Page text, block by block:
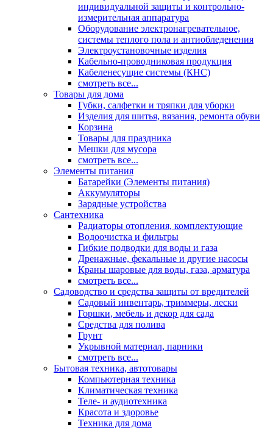
индивидуальной защиты и контрольно-
измерительная аппаратура
Оборудование электронагревательное,
системы теплого пола и антиобледенения
Электроустановочные изделия
Кабельно-проводниковая продукция
Кабеленесущие системы (КНС)
смотреть все...
Товары для дома
Губки, салфетки и тряпки для уборки
Изделия для шитья, вязания, ремонта обуви
Корзина
Товары для праздника
Мешки для мусора
смотреть все...
Элементы питания
Батарейки (Элементы питания)
Аккумуляторы
Зарядные устройства
Сантехника
Радиаторы отопления, комплектующие
Водоочистка и фильтры
Гибкие подводки для воды и газа
Дренажные, фекальные и другие насосы
Краны шаровые для воды, газа, арматура
смотреть все...
Садоводство и средства защиты от вредителей
Садовый инвентарь, триммеры, лески
Горшки, мебель и декор для сада
Средства для полива
Грунт
Укрывной материал, парники
смотреть все...
Бытовая техника, автотовары
Компьютерная техника
Климатическая техника
Теле- и аудиотехника
Красота и здоровье
Техника для дома